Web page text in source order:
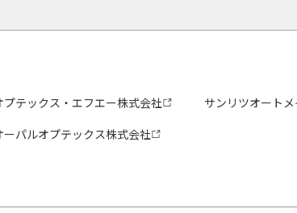
プテックス・エフエー株式会社
サンリツオート
ーパルオプテックス株式会社